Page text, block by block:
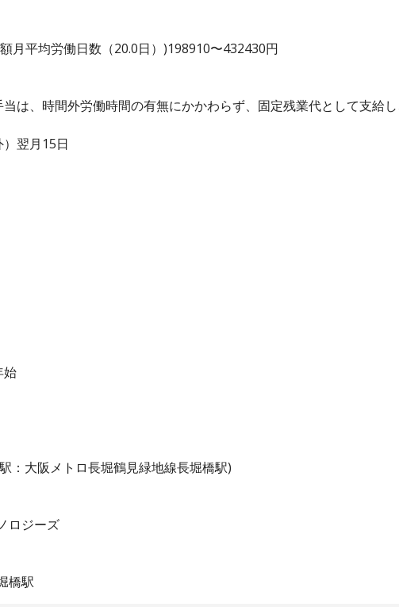
月平均労働日数（20.0日）)198910〜432430円
は、時間外労働時間の有無にかかわらず、固定残業代として支給
翌月15日
始
：大阪メトロ長堀鶴見緑地線長堀橋駅)
ロジーズ
橋駅